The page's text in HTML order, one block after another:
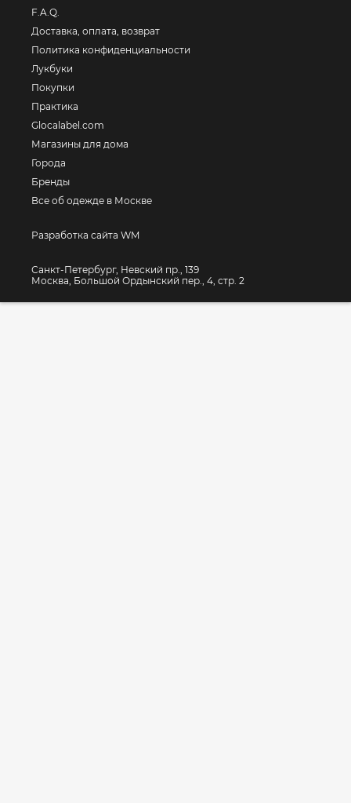
F.A.Q.
Доставка, оплата, возврат
Политика конфиденциальности
Лукбуки
Покупки
Практика
Glocalabel.com
Магазины для дома
Города
Бренды
Все об одежде в Москве
Разработка сайта WM
Санкт-Петербург, Невский пр., 139
Москва, Большой Ордынский пер., 4, стр. 2